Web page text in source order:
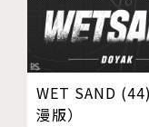
WET SAND
漫版）